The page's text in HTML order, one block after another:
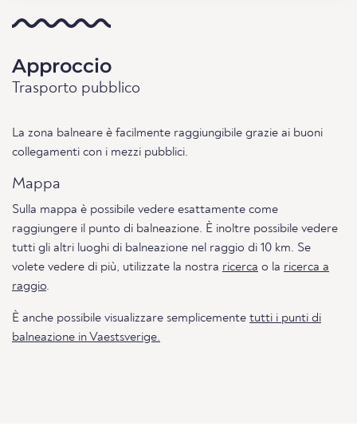
Approccio
Trasporto pubblico
La zona balneare è facilmente raggiungibile grazie ai buoni
collegamenti con i mezzi pubblici.
Mappa
Sulla mappa è possibile vedere esattamente come
raggiungere il punto di balneazione. È inoltre possibile vedere
tutti gli altri luoghi di balneazione nel raggio di 10 km. Se
volete vedere di più, utilizzate la nostra ricerca o la ricerca a
raggio.
È anche possibile visualizzare semplicemente tutti i punti di
balneazione in Vaestsverige.